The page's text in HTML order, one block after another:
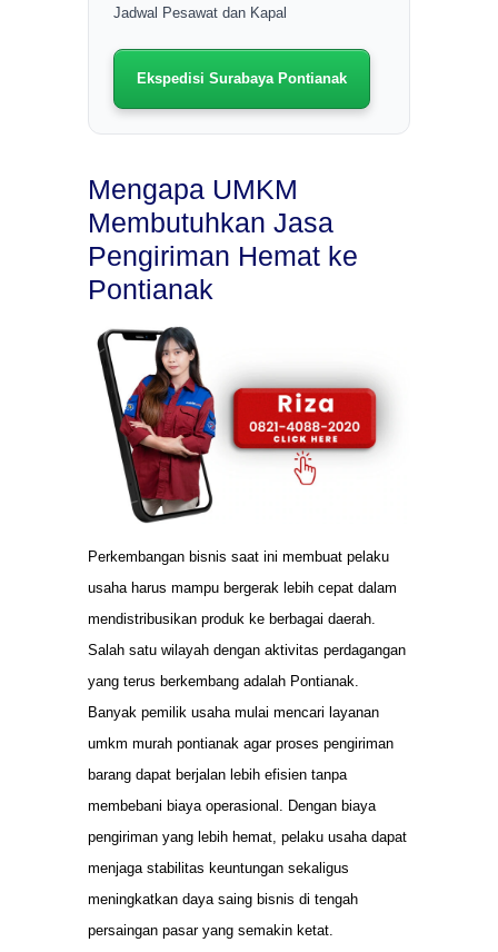
Jadwal Pesawat dan Kapal
Ekspedisi Surabaya Pontianak
Mengapa UMKM
Membutuhkan Jasa
Pengiriman Hemat ke
Pontianak
Perkembangan bisnis saat ini membuat pelaku
usaha harus mampu bergerak lebih cepat dalam
mendistribusikan produk ke berbagai daerah.
Salah satu wilayah dengan aktivitas perdagangan
yang terus berkembang adalah Pontianak.
Banyak pemilik usaha mulai mencari layanan
umkm murah pontianak agar proses pengiriman
barang dapat berjalan lebih efisien tanpa
membebani biaya operasional. Dengan biaya
pengiriman yang lebih hemat, pelaku usaha dapat
menjaga stabilitas keuntungan sekaligus
meningkatkan daya saing bisnis di tengah
persaingan pasar yang semakin ketat.